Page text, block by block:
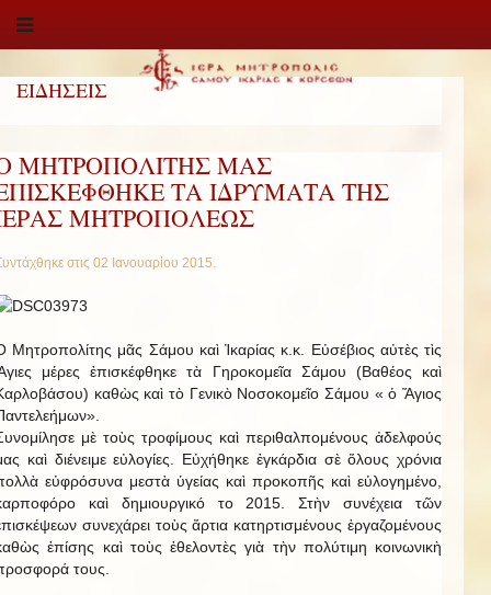
ΕΙΔΗΣΕΙΣ
ΜΗΤΡΟΠΟΛΙΤΗΣ ΜΑΣ
ΤΑ ΙΔΡΥΜΑΤΑ ΤΗΣ
ΜΗΤΡΟΠΟΛΕΩΣ
στις 02 Ιανουαρίου 2015.
Μητροπολίτης μᾶς Σάμου καὶ Ἰκαρίας κ.κ. Εὐσέβιος αὐτὲς τὶς
μέρες ἐπισκέφθηκε τὰ Γηροκομεῖα Σάμου (Βαθέος καὶ
καθὼς καὶ τὸ Γενικὸ Νοσοκομεῖο Σάμου « ὁ Ἅγιος
μὲ τοὺς τροφίμους καὶ περιθαλπομένους ἀδελφούς
καὶ διένειμε εὐλογίες. Εὐχήθηκε ἐγκάρδια σὲ ὅλους χρόνια
εὐφρόσυνα μεστὰ ὑγείας καὶ προκοπῆς καὶ εὐλογημένο,
καὶ δημιουργικό το 2015. Στὴν συνέχεια τῶν
συνεχάρει τοὺς ἄρτια κατηρτισμένους ἐργαζομένους
ἐπίσης καὶ τοὺς ἐθελοντὲς γιὰ τὴν πολύτιμη κοινωνικὴ
τους.